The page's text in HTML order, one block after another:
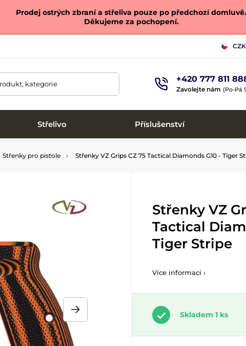
Prodej ostrých zbraní a střeliva pouze po předchozí domluvě.
Děkujeme za pochopení.
CZK
kategorie +420 777 811
Zavolejte nám (Po-Pá
Střelivo Příslušenství
Střenky pro pistole Střenky VZ Grips CZ 75 Tactical Diamonds G10 - Tiger
Střenky VZ
Tactical
Tiger Stripe
Více informací ›
Skladem 1 ks